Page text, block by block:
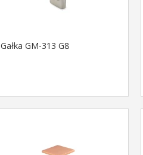
Gałka GM-313 G8